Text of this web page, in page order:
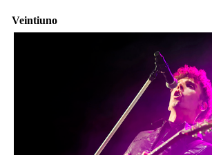
Veintiuno